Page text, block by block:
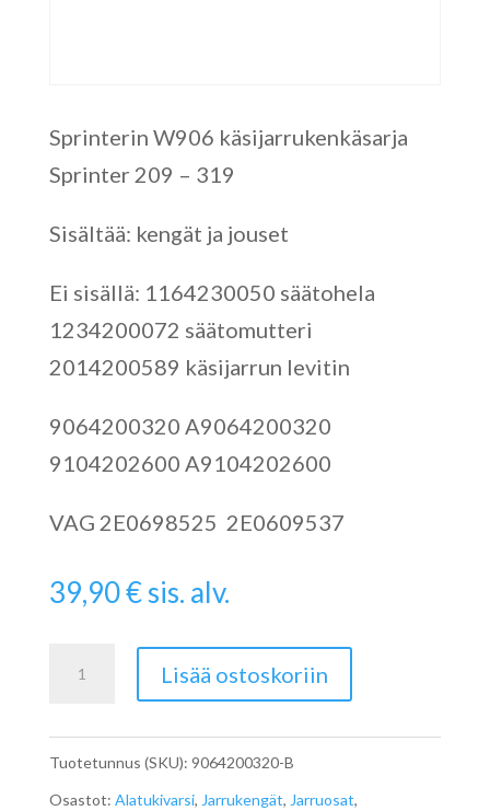
Sprinterin W906 käsijarrukenkäsarja
Sprinter 209 – 319
Sisältää: kengät ja jouset
Ei sisällä: 1164230050 säätohela
1234200072 säätomutteri
2014200589 käsijarrun levitin
9064200320 A9064200320
9104202600 A9104202600
VAG 2E0698525 2E0609537
39,90€sis. alv.
Käsijarrukenkäsarja
määrä
Lisää ostoskoriin
Tuotetunnus (SKU): 9064200320-B
Osastot: Alatukivarsi, Jarrukengät, Jarruosat,